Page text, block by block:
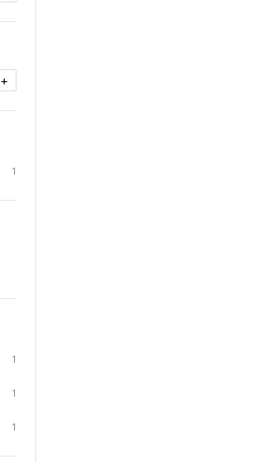
+
1
1
1
1